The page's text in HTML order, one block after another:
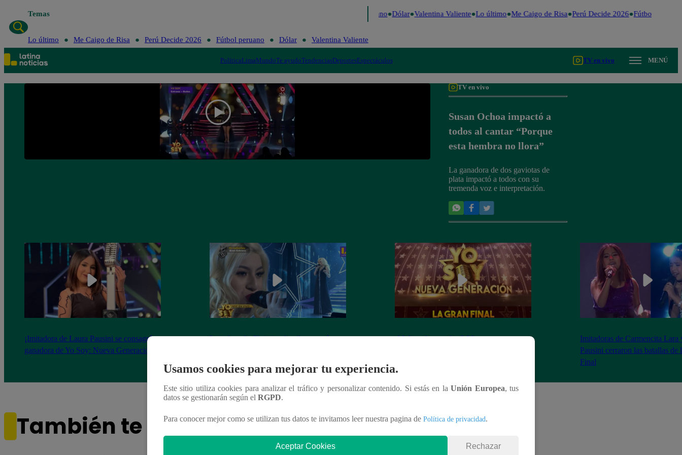
Temas Fútbol peruano Dólar Valentina Valiente Lo último Me Caigo de Risa Perú Decide 2026 Fútbol peruano
Lo último Me Caigo de Risa Perú Decide 2026 Fútbol peruano Dólar Valentina Valiente
PolíticaLimaMundoTe ayudoTendenciasDeportesEspectáculos TV en vivo MENÚ
TV en vivo
Susan Ochoa impactó a
todos al cantar “Porque
esta hembra no llora”
La ganadora de dos gaviotas de
plata impactó a todos con su
tremenda voz e interpretación.
¡Imitadora de Laura Pausini se consagró
ganadora de Yo Soy: Nueva Generación!
Imitadora de Christina Aguilera cantó
¡Mañana lunes a las 8:20 pm conoceremos
Imitadoras de Carmencita Lara
Pausini cerraron las batallas de
Final
También te puede interesar
Usamos cookies para mejorar tu experiencia.
Este sitio utiliza cookies para analizar el tráfico y personalizar contenido. Si estás en laUnión Europea, tus
datos se gestionarán según el RGPD.
Para conocer mejor como se utilizan tus datos te invitamos leer nuestra pagina de Política de privacidad.
Aceptar Cookies Rechazar